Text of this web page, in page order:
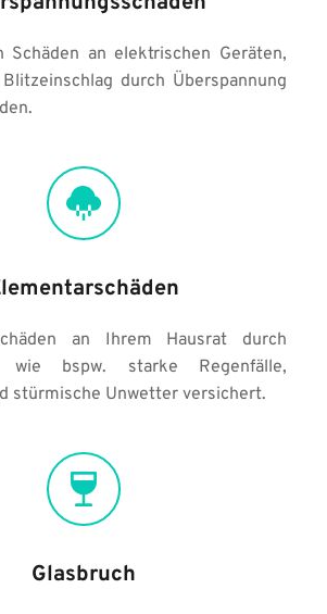
Schäden an elektrischen Geräten,
durch Überspannung
an Ihrem Hausrat durch
wie bspw. starke Regenfälle,
stürmische Unwetter versichert.
Glasbruch